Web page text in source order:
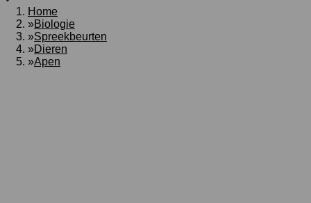
Home
»Biologie
»Spreekbeurten
»Dieren
»Apen